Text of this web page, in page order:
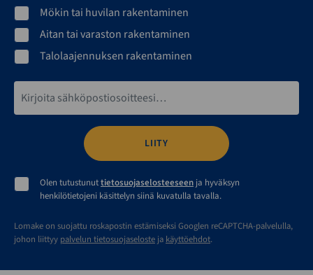
Mökin tai huvilan rakentaminen
Aitan tai varaston rakentaminen
Talolaajennuksen rakentaminen
Olen tutustunuttietosuojaselosteeseen ja hyväksyn
henkilötietojeni käsittelyn siinä kuvatulla tavalla.
Lomake on suojattu roskapostin estämiseksi Googlen reCAPTCHA-palvelulla,
johon liittyy palvelun tietosuojaseloste ja käyttöehdot.